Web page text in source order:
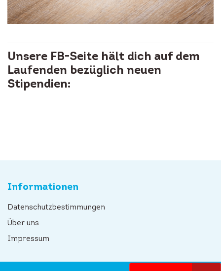
Unsere FB-Seite hält dich auf dem
Laufenden bezüglich neuen
Stipendien:
Informationen
Datenschutzbestimmungen
Über uns
Impressum